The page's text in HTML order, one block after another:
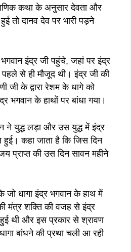
कथा के अनुसार देवता और
तो दानव देव पर भारी पड़ने
इंद्र जी पहुंचे, जहां पर इंद्र
पहले से ही मौजूद थी। इंद्र जी की
जी के द्वारा रेशम के धागे को
भगवान के हाथों पर बांधा गया।
ने युद्ध लड़ा और उस युद्ध में इंद्र
हुई। कहा जाता है कि जिस दिन
प्राप्त की उस दिन सावन महीने
जो धागा इंद्र भगवान के हाथ में
मंत्र शक्ति की वजह से इंद्र
हुई थी और इस प्रकार से श्रावण
बांधने की प्रथा चली आ रही